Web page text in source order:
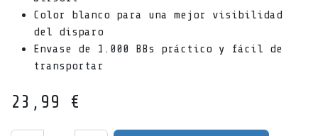
Color blanco para una mejor visibilidad
del disparo
Envase de 1.000 BBs práctico y fácil de
transportar
23,99 €